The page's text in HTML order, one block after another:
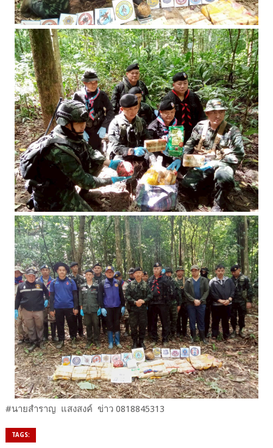
#นายสำราญ แสงสงค์ ข่าว 0818845313
TAGS: